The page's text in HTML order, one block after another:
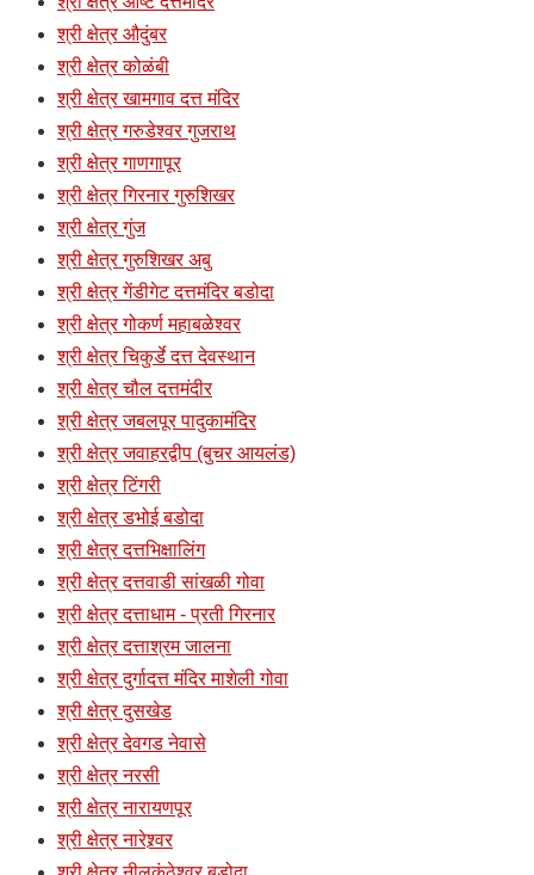
श्री क्षेत्र औदुंबर
श्री क्षेत्र कोळंबी
श्री क्षेत्र खामगाव दत्त मंदिर
श्री क्षेत्र गरुडेश्वर गुजराथ
श्री क्षेत्र गाणगापूर
श्री क्षेत्र गिरनार गुरुशिखर
श्री क्षेत्र गुंज
श्री क्षेत्र गुरुशिखर अबु
श्री क्षेत्र गेंडीगेट दत्तमंदिर बडोदा
श्री क्षेत्र गोकर्ण महाबळेश्वर
श्री क्षेत्र चिकुर्डे दत्त देवस्थान
श्री क्षेत्र चौल दत्तमंदीर
श्री क्षेत्र जबलपूर पादुकामंदिर
श्री क्षेत्र जवाहरद्वीप (बुचर आयलंड)
श्री क्षेत्र टिंगरी
श्री क्षेत्र डभोई बडोदा
श्री क्षेत्र दत्तभिक्षालिंग
श्री क्षेत्र दत्तवाडी सांखळी गोवा
श्री क्षेत्र दत्ताधाम - प्रती गिरनार
श्री क्षेत्र दत्ताश्रम जालना
श्री क्षेत्र दुर्गादत्त मंदिर माशेली गोवा
श्री क्षेत्र दुसखेड
श्री क्षेत्र देवगड नेवासे
श्री क्षेत्र नरसी
श्री क्षेत्र नारायणपूर
श्री क्षेत्र नारेश्र्वर